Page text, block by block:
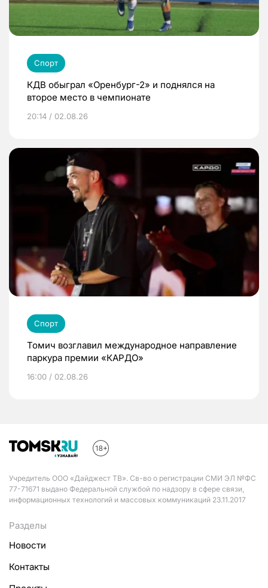
Спорт
КДВ обыграл «Оренбург-2» и поднялся на
второе место в чемпионате
20:14 / 02.08.26
Спорт
Томич возглавил международное направление
паркура премии «КАРДО»
16:00 / 02.08.26
Учредитель ООО «Дайджест ТВ». Св-во о регистрации СМИ ЭЛ №ФС
77-71671 выдано Федеральной службой по надзору в сфере связи,
информационных технологий и массовых коммуникаций 23.11.2017
Разделы
Новости
Контакты